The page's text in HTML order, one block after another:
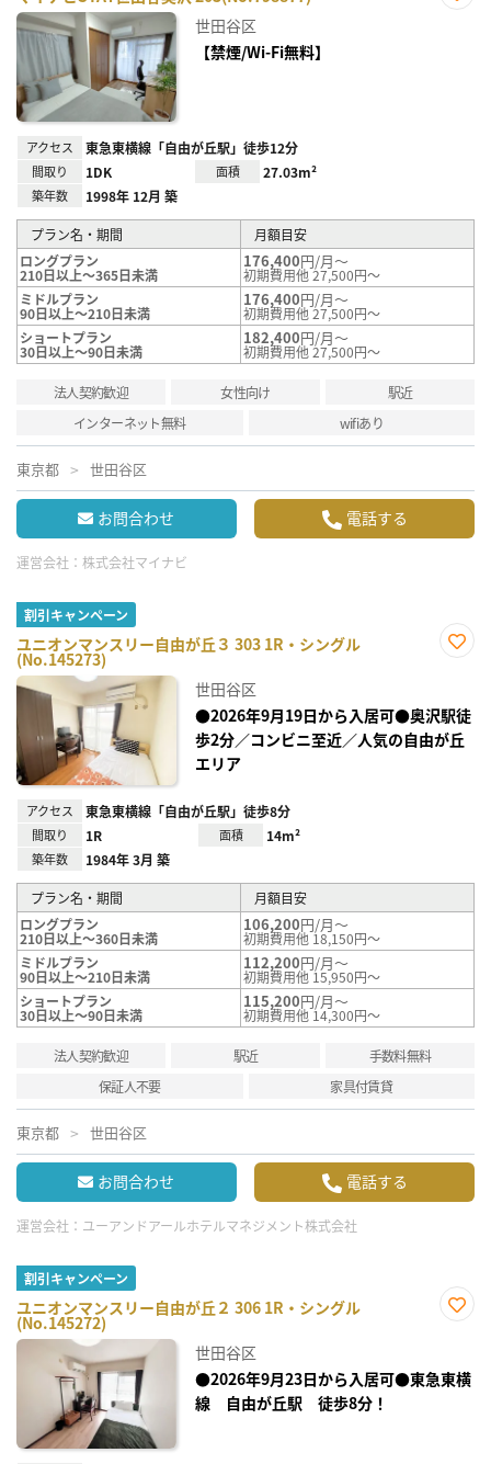
世田谷区
【禁煙/Wi-Fi無料】
アクセス 東急東横線「自由が丘駅」徒歩12分
間取り 1DK 面積 27.03m²
築年数 1998年 12月 築
プラン名・期間
月額目安
ロングプラン
210日以上～365日未満
176,400円/月～
初期費用他 27,500円～
ミドルプラン
90日以上～210日未満
176,400円/月～
初期費用他 27,500円～
ショートプラン
30日以上～90日未満
182,400円/月～
初期費用他 27,500円～
法人契約歓迎 女性向け
駅近
インターネット無料
wifiあり
東京都 世田谷区
お問合わせ 電話する
運営会社： 株式会社マイナビ
割引キャンペーン
ユニオンマンスリー自由が丘３ 303 1R・シングル
(No.145273)
録
世田谷区
●2026年9月19日から入居可●奥沢駅徒
歩2分／コンビニ至近／人気の自由が丘
エリア
アクセス 東急東横線「自由が丘駅」徒歩8分
間取り 1R 面積 14m²
築年数 1984年 3月 築
プラン名・期間
月額目安
ロングプラン
210日以上～360日未満
106,200円/月～
初期費用他 18,150円～
ミドルプラン
90日以上～210日未満
112,200円/月～
初期費用他 15,950円～
ショートプラン
30日以上～90日未満
115,200円/月～
初期費用他 14,300円～
法人契約歓迎 駅近
手数料無料
保証人不要
家具付賃貸
東京都 世田谷区
お問合わせ 電話する
運営会社： ユーアンドアールホテルマネジメント株式会社
割引キャンペーン
ユニオンマンスリー自由が丘２ 306 1R・シングル
(No.145272)
録
世田谷区
●2026年9月23日から入居可●東急東横
線 自由が丘駅 徒歩8分！